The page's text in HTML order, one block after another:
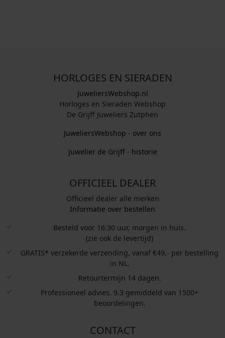
HORLOGES EN SIERADEN
JuweliersWebshop.nl
Horloges en Sieraden Webshop
De Grijff Juweliers Zutphen
JuweliersWebshop - over ons
Juwelier de Grijff - historie
OFFICIEEL DEALER
Officieel dealer alle merken
Informatie over bestellen
Besteld voor 16:30 uur, morgen in huis.
(zie ook de levertijd)
GRATIS* verzekerde verzending, vanaf €49,- per bestelling
in NL.
Retourtermijn 14 dagen.
Professioneel advies. 9.3 gemiddeld van 1500+
beoordelingen.
CONTACT